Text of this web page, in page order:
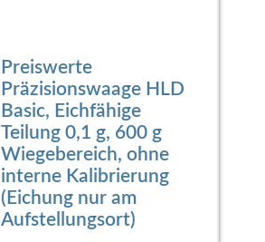
Preiswerte
Präzisionswaage HLD
Basic, Eichfähige
Teilung 0,1 g, 600 g
Wiegebereich, ohne
interne Kalibrierung
(Eichung nur am
Aufstellungsort)